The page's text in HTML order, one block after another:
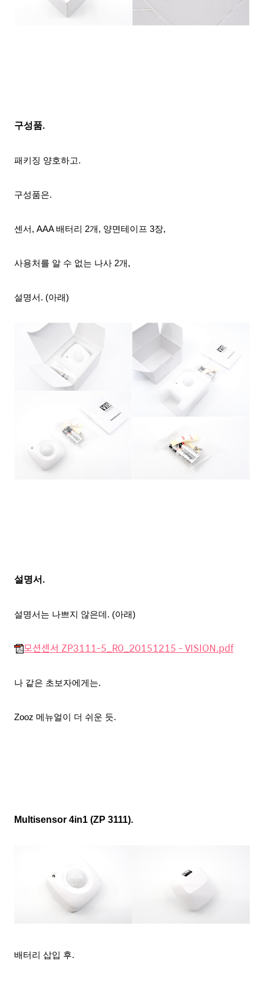
구성품.
패키징 양호하고.
구성품은.
센서, AAA 배터리 2개, 양면테이프 3장,
사용처를 알 수 없는 나사 2개,
설명서. (아래)
설명서.
설명서는 나쁘지 않은데. (아래)
모션센서 ZP3111-5_R0_20151215 - VISION.pdf
나 같은 초보자에게는.
Zooz 메뉴얼이 더 쉬운 듯.
Multisensor 4in1 (ZP 3111).
배터리 삽입 후.